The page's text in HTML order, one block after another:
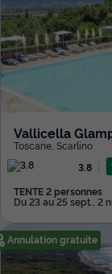
Vallicella
Toscane Scarlino
3.8
TENTE 2 personnes
Du 23 au 25 sept., 2
Annulation gratuite